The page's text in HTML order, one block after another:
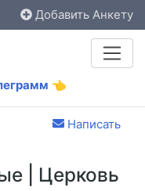
Добавить Анкету
👈
Написать
| Церковь